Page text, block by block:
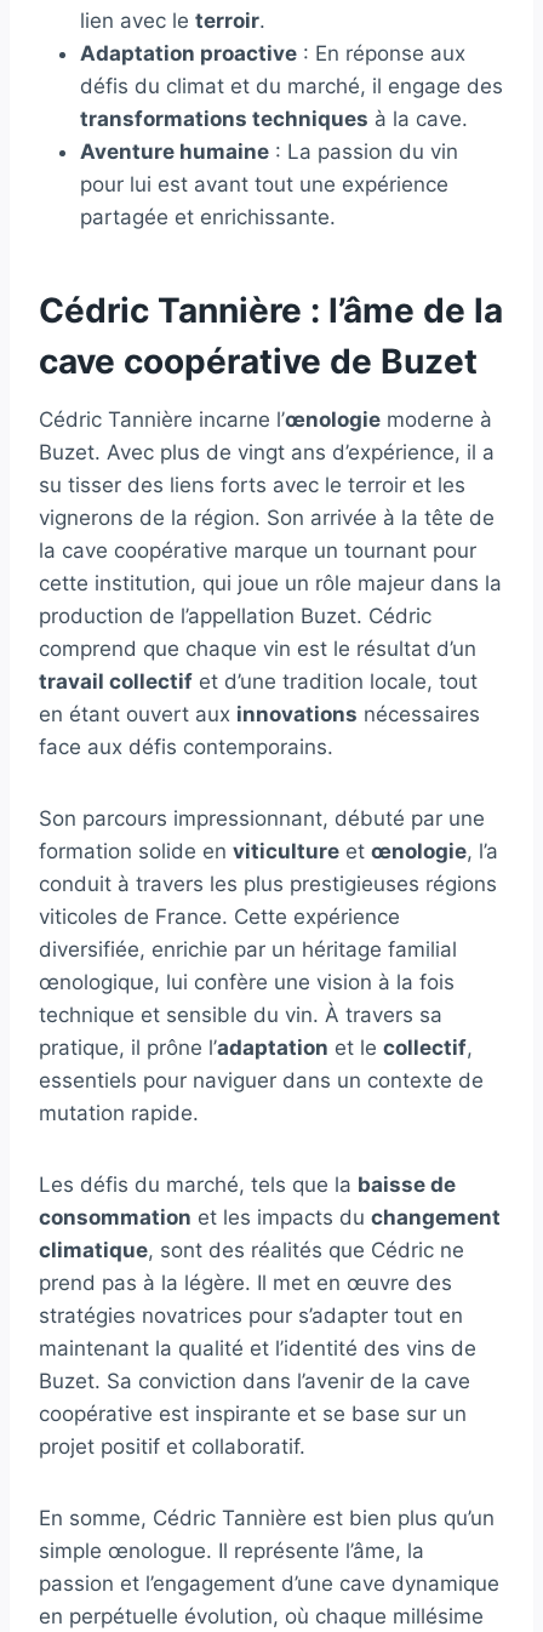
lien avec le terroir.
Adaptation proactive : En réponse aux
défis du climat et du marché, il engage des
transformations techniques à la cave.
Aventure humaine : La passion du vin
pour lui est avant tout une expérience
partagée et enrichissante.
Cédric Tannière : l’âme de la
cave coopérative de Buzet
Cédric Tannière incarne l’œnologie moderne à
Buzet. Avec plus de vingt ans d’expérience, il a
su tisser des liens forts avec le terroir et les
vignerons de la région. Son arrivée à la tête de
la cave coopérative marque un tournant pour
cette institution, qui joue un rôle majeur dans la
production de l’appellation Buzet. Cédric
comprend que chaque vin est le résultat d’un
travail collectif et d’une tradition locale, tout
en étant ouvert aux innovations nécessaires
face aux défis contemporains.
Son parcours impressionnant, débuté par une
formation solide en viticulture et œnologie, l’a
conduit à travers les plus prestigieuses régions
viticoles de France. Cette expérience
diversifiée, enrichie par un héritage familial
œnologique, lui confère une vision à la fois
technique et sensible du vin. À travers sa
pratique, il prône l’adaptation et le collectif,
essentiels pour naviguer dans un contexte de
mutation rapide.
Les défis du marché, tels que la baisse de
consommation et les impacts du changement
climatique, sont des réalités que Cédric ne
prend pas à la légère. Il met en œuvre des
stratégies novatrices pour s’adapter tout en
maintenant la qualité et l’identité des vins de
Buzet. Sa conviction dans l’avenir de la cave
coopérative est inspirante et se base sur un
projet positif et collaboratif.
En somme, Cédric Tannière est bien plus qu’un
simple œnologue. Il représente l’âme, la
passion et l’engagement d’une cave dynamique
en perpétuelle évolution, où chaque millésime